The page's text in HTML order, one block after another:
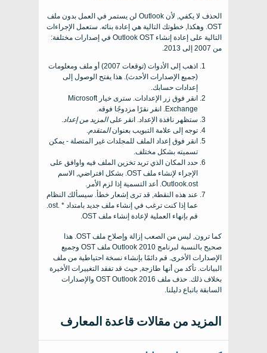
الحذف لا يكفي, لأن Outlook لن يستمر في العمل بدون ملف
OST. وهكذا, خطوتك التالية هي إعادة بنائه. ستعمل الإجراءات
التالية على إعادة إنشاء Outlook OST في إصدارات مختلفة:
من 2007 إلى 2013.
اذهب إلى الأدوات (توقعات 2007) أو ملف ومعلومات
(جميع الإصدارات الأحدث). هذا يفتح الوصول إلى
إعدادات حسابك.
انقر فوق زر الإعدادات. سترى خيار Microsoft
Exchange. انقر نقرًا مزدوجًا فوقه.
ستظهر نافذة الإعداد. انقر علىالمزيد من إعداد.
توجه إلى علامة التبويب بعنوانالمتقدم.
انقر فوق إعداد الملف للمجلدات غير المتصلة - يمكن
تسميته بشكل مختلف.
حدد المكان الذي تريد تخزين الملف فيه واوافق على
الإجراء لإنشاء ملف OST. بشكل افتراضي, الاسم
Outlook.ost. أعد التسمية إذا لزم الأمر.
عند هذه النقطة, قد ترى إشعار خطأ. سيسألك النظام
عما إذا كنت ترغب في إنشاء ملف جديد بامتداد * .ost.
قم بإنهاء العملية لإعادة إنشاء ملف OST.
كما ترون, ليس من الصعب إزالة وإصلاح ملف OST. هذا
صحيح بالنسبة لبرنامج Outlook 2010 ملف OST وجميع
الإصدارات الأخرى. قم دائمًا بإنشاء نسخة احتياطية من ملف
البيانات. تأكد من أنها طازجة, حيث قد تفقد التغييرات الأخيرة
بخلاف ذلك. حذف ملف OST Outlook 2016 والإصدارات
السابقة باتباع دليلنا.
المزيد من مقالات قاعدة المعارف